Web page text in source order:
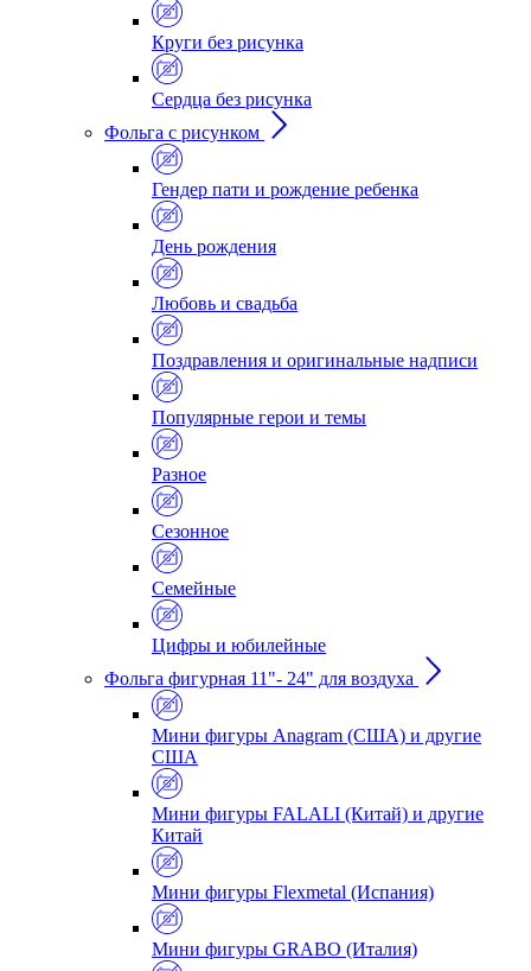
Круги без рисунка
Сердца без рисунка
Фольга с рисунком
Гендер пати и рождение ребенка
День рождения
Любовь и свадьба
Поздравления и оригинальные надписи
Популярные герои и темы
Разное
Сезонное
Семейные
Цифры и юбилейные
Фольга фигурная 11"- 24" для воздуха
Мини фигуры Anagram (США) и другие
США
Мини фигуры FALALI (Китай) и другие
Китай
Мини фигуры Flexmetal (Испания)
Мини фигуры GRABO (Италия)